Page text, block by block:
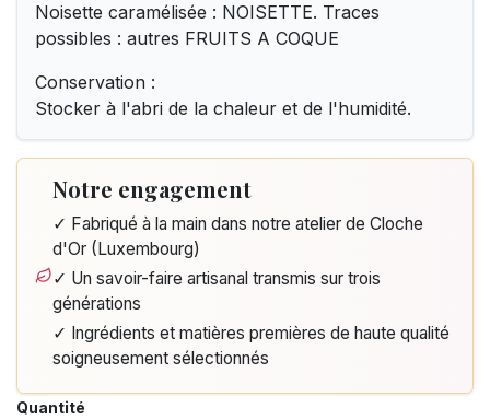
Noisette caramélisée : NOISETTE. Traces
possibles : autres FRUITS A COQUE
Conservation :
Stocker à l'abri de la chaleur et de l'humidité.
Notre engagement
✓ Fabriqué à la main dans notre atelier de Cloche
d'Or (Luxembourg)
✓ Un savoir-faire artisanal transmis sur trois
générations
✓ Ingrédients et matières premières de haute qualité
soigneusement sélectionnés
Quantité